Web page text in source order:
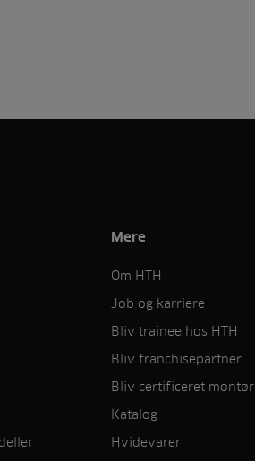
Mere
Om HTH
Job og karriere
Bliv trainee hos HTH
Bliv franchisepartner
Bliv certificeret montør
Katalog
Hvidevarer